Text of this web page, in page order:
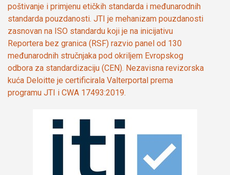
poštivanje i primjenu etičkih standarda i međunarodnih
standarda pouzdanosti. JTI je mehanizam pouzdanosti
zasnovan na ISO standardu koji je na inicijativu
Reportera bez granica (RSF) razvio panel od 130
međunarodnih stručnjaka pod okriljem Evropskog
odbora za standardizaciju (CEN). Nezavisna revizorska
kuća Deloitte je certificirala Valterportal prema
programu JTI i CWA 17493:2019.